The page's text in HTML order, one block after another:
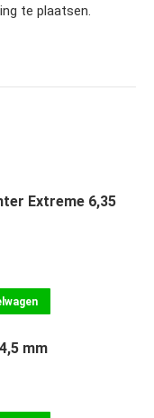
te plaatsen.
Extreme 6,35
mm